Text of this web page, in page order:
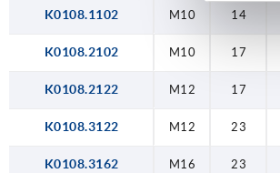
K0108.1102 M10 14
K0108.2102 M10 17
K0108.2122 M12 17
K0108.3122 M12 23
K0108.3162 M16 23